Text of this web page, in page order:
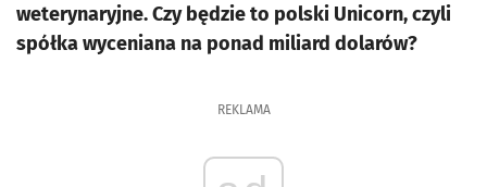
weterynaryjne. Czy będzie to polski Unicorn, czyli
spółka wyceniana na ponad miliard dolarów?
REKLAMA